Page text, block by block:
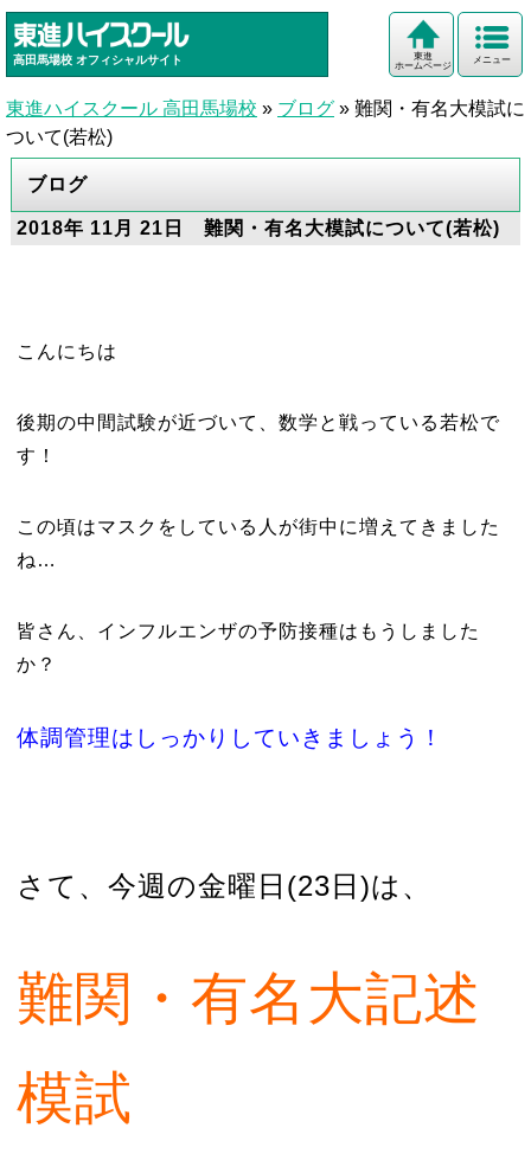
高田馬場校 オフィシャルサイト メニュー
東進
ホームページ
東進ハイスクール 高田馬場校 » ブログ » 難関・有名大模試に
ついて(若松)
ブログ
2018年 11月 21日 難関・有名大模試について(若松)
こんにちは
後期の中間試験が近づいて、数学と戦っている若松で
す！
この頃はマスクをしている人が街中に増えてきました
ね…
皆さん、インフルエンザの予防接種はもうしました
か？
体調管理はしっかりしていきましょう！
さて、今週の金曜日(23日)は、
難関・有名大記述
模試